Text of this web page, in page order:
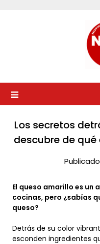
Los secretos
descubre de
Publicado
El queso amarillo es un
cocinas, pero ¿sabías
queso?
Detrás de su color
esconden ingredientes